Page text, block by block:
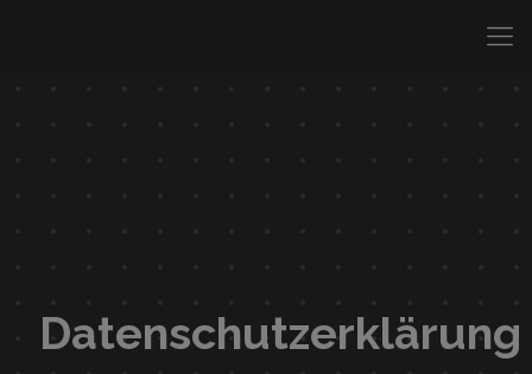
Datenschutzerklärung